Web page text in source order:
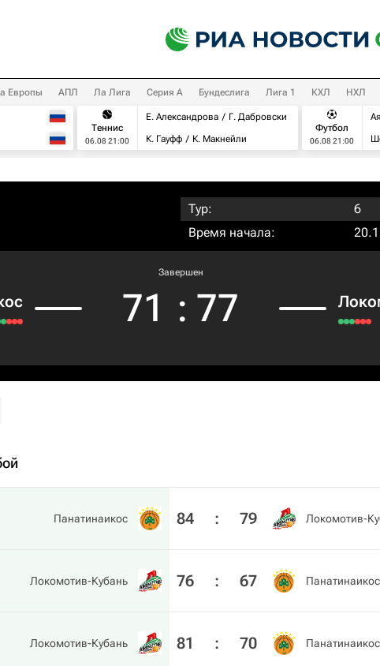
Европы АПЛ Ла Лига Серия А Бундеслига Лига 1 КХЛ НХЛ
Теннис
06.08 21:00
Е. Александрова
Г. Дабровски
К. Гауфф
К. Макнейли
Футбол
06.08 21:00
Тур:
6
Время начала:
Завершен
71 : 77
Панатинаикос 84 : 79 Локомотив-
Локомотив-Кубань 76 : 67 Панатинаикос
Локомотив-Кубань 81 : 70 Панатинаикос